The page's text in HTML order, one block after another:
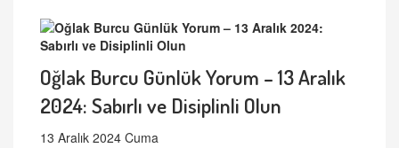
Oğlak Burcu Günlük Yorum – 13 Aralık
2024: Sabırlı ve Disiplinli Olun
13 Aralık 2024 Cuma